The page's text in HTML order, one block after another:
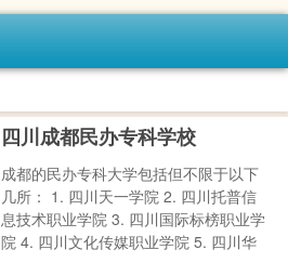
四川成都民办专科学校
成都的民办专科大学包括但不限于以下
几所： 1. 四川天一学院 2. 四川托普信
息技术职业学院 3. 四川国际标榜职业学
院 4. 四川文化传媒职业学院 5. 四川华